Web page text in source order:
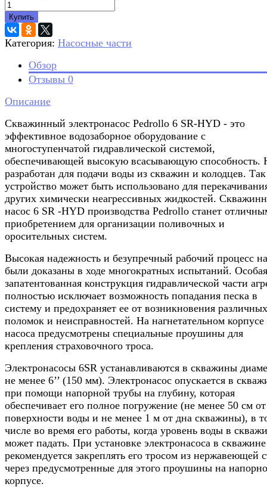
Купить
Категория: Насосные части
Обзор
Отзывы 0
Описание
Скважинный электронасос Pedrollo 6 SR-HYD - это
эффективное водозаборное оборудование с
многоступенчатой гидравлической системой,
обеспечивающей высокую всасывающую способность.
разработан для подачи воды из скважин и колодцев.
устройство может быть использовано для
других химически неагрессивных жидкостей.
насос 6 SR -HYD производства Pedrollo станет
приобретением для организации поливочных и
оросительных систем.
Высокая надежность и безупречный рабочий процесс
были доказаны в ходе многократных испытаний. Особая
запатентованная конструкция гидравлической части
полностью исключает возможность попадания песка в
систему и предохраняет ее от возникновения различных
поломок и неисправностей. На нагнетательном корпусе
насоса предусмотрены специальные проушины для
крепления страховочного троса.
Электронасосы 6SR устанавливаются в скважины
не менее 6’’ (150 мм). Электронасос опускается в
при помощи напорной трубы на глубину, которая
обеспечивает его полное погружение (не менее 50 см от
поверхности воды и не менее 1 м от дна скважины), в
числе во время его работы, когда уровень воды в
может падать. При установке электронасоса в скважине
рекомендуется закреплять его тросом из нержавеющей
через предусмотренные для этого проушины на
корпусе.